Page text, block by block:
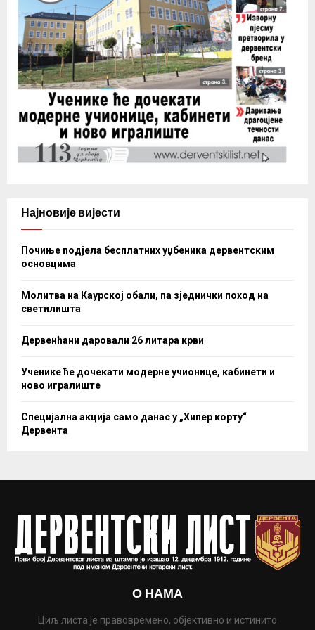
Најновије вијести
Почиње подјела бесплатних уџбеника дервентским
основцима
Молитва на Каурској обали, па зједнички поход на
светилишта
Дервенћани даровали 26 литара крви
Ученике ће дочекати модерне учионице, кабинети и
ново игралиште
Специјална акција само данас у „Хипер корту“
Дервента
О НАМА
Циљ листа је правовремено, објективно и истинито